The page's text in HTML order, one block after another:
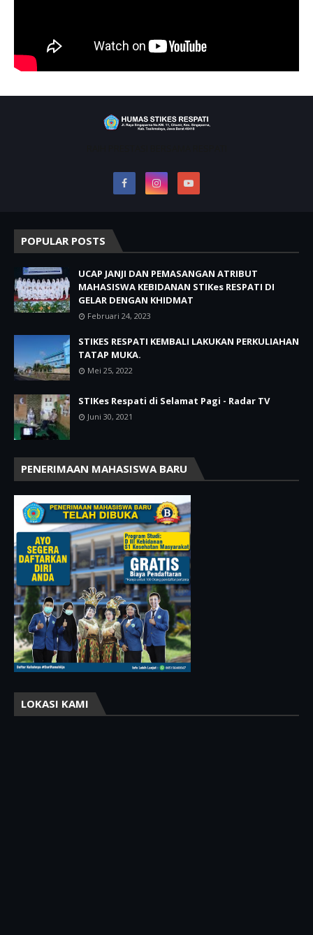
POPULAR POSTS
UCAP JANJI DAN PEMASANGAN ATRIBUT
MAHASISWA KEBIDANAN STIKes RESPATI DI
GELAR DENGAN KHIDMAT
Februari 24, 2023
STIKES RESPATI KEMBALI LAKUKAN PERKULIAHAN
TATAP MUKA.
Mei 25, 2022
STIKes Respati di Selamat Pagi - Radar TV
Juni 30, 2021
PENERIMAAN MAHASISWA BARU
LOKASI KAMI